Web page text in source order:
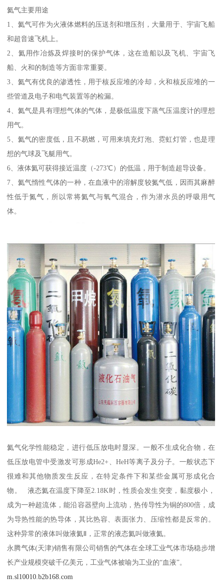
氦气主要用途
1、氦气可作为火液体燃料的压送剂和增压剂，大量用于、宇宙飞船
和超音速飞机上。
2、氦用作冶炼及焊接时的保护气体，这在造船以及飞机、宇宙飞
船、火和的制造等方面非常重要。
3、氦气有优良的渗透性，用于核反应堆的冷却，火和核反应堆的一
些管道及电子和电气装置等的检漏。
4、氦气是具有理想气体的气体，是极低温度下蒸气压温度计的理想
用气。
5、氦气的密度低，且不易燃，可用来填充灯泡、霓虹灯管，也是理
想的气球及飞艇用气。
6、液体氦可获得接近温度（-273℃）的低温，用于制造超导设备。
7、氦气惰性气体的一种，在血液中的溶解度较氮气低，因而其麻醉
性低于氮气，所以常将氦气与氧气混合，作为潜水员的呼吸用气
体。
氦气化学性能稳定，进行低压放电时显深。一般不生成化合物，在
低压放电管中受激发可形成He2+、HeH等离子及分子。一般状态下
很难和其他物质发生反应，在特定条件下和某些金属可形成化合
物。 液态氦在温度下降至2.18K时，性质会发生突变，黏度极小，
成为一种超流体，能沿容器壁向上流动，热传导性为铜的800倍，成
为导热性能的热导体，其比热容、表面张力、压缩性都是反常的。
这种异常的液体叫做液氦Ⅱ，正常的液态氦叫做液氦。
永腾气体(天津)销售有限公司销售的气体在全球工业气体市场稳步增
长产业规模突破千亿美元，工业气体被喻为工业的“血液”。
m.sl10010.b2b168.com